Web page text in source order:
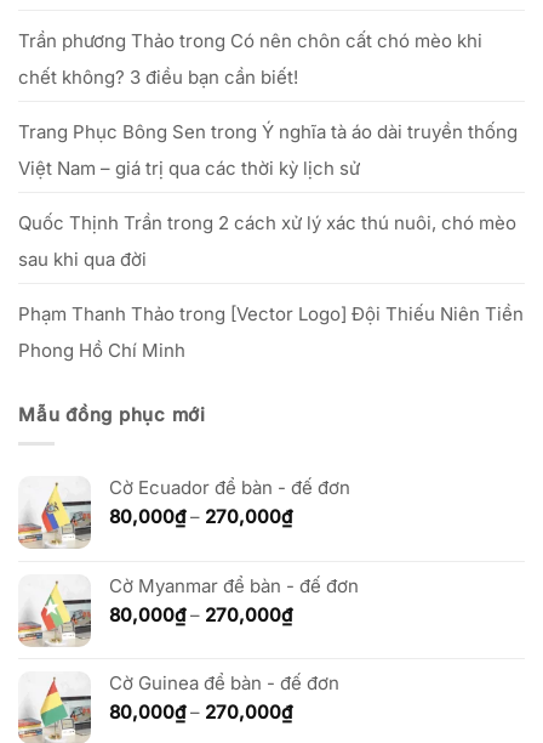
Trần phương Thảo trong Có nên chôn cất chó mèo khi
chết không? 3 điều bạn cần biết!
Trang Phục Bông Sen trong Ý nghĩa tà áo dài truyền thống
Việt Nam – giá trị qua các thời kỳ lịch sử
Quốc Thịnh Trần trong 2 cách xử lý xác thú nuôi, chó mèo
sau khi qua đời
Phạm Thanh Thảo trong [Vector Logo] Đội Thiếu Niên Tiền
Phong Hồ Chí Minh
Mẫu đồng phục mới
Cờ Ecuador để bàn - đế đơn
80,000₫ – 270,000₫Khoảng
80,000₫
đến
270,000₫
Cờ Myanmar để bàn - đế đơn
80,000₫ – 270,000₫Khoảng
80,000₫
đến
270,000₫
Cờ Guinea để bàn - đế đơn
80,000₫ – 270,000₫Khoảng